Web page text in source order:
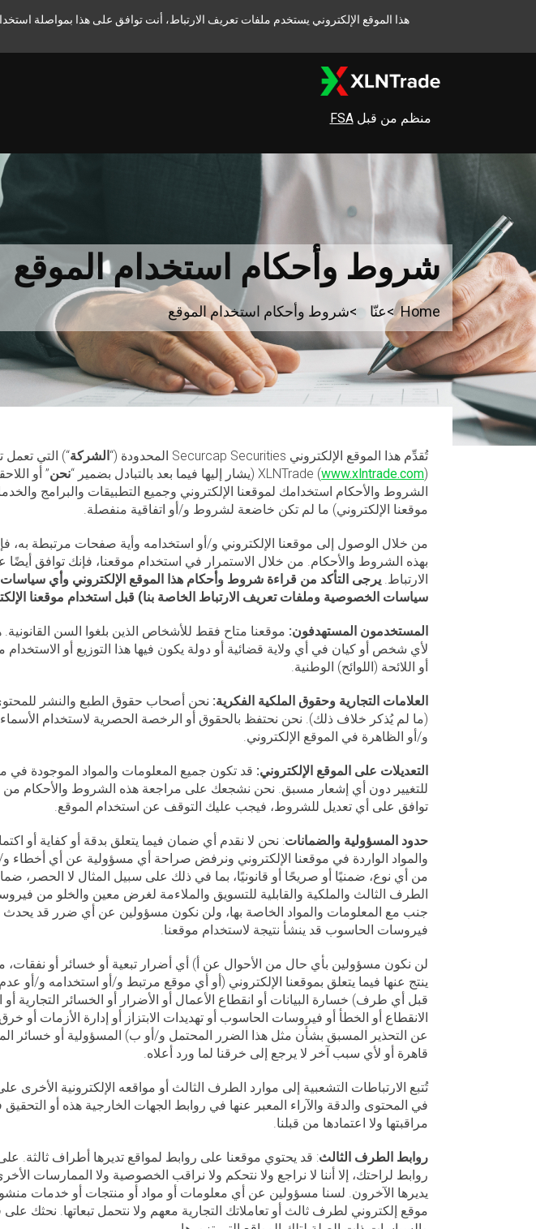
هذا الموقع الإلكتروني يستخدم ملفات تعريف الارتباط، أنت توافق على هذا بمواصلة
منظم من قبلFSA
شروط وأحكام استخدام الموقع
Home عنّا شروط وأحكام استخدام الموقع
تُقدِّم هذا الموقع الإلكتروني Securcap Securities المحدودة (“ الشركة“) التي تعمل
XLNTrade (www.xlntrade.com) (يشار إليها فيما بعد بالتبادل بضمير “ نحن” أو
الشروط والأحكام استخدامك لموقعنا الإلكتروني وجميع التطبيقات والبرامج
موقعنا الإلكتروني) ما لم تكن خاضعة لشروط و/أو اتفاقية منفصلة.
من خلال الوصول إلى موقعنا الإلكتروني و/أو استخدامه وأية صفحات مرتبطة به،
بهذه الشروط والأحكام. من خلال الاستمرار في استخدام موقعنا، فإنك توافق
الارتباط. يرجى التأكد من قراءة شروط وأحكام هذا الموقع الإلكتروني وأي
سياسات الخصوصية وملفات تعريف الارتباط الخاصة بنا) قبل استخدام موقعنا
المستخدمون المستهدفون: موقعنا متاح فقط للأشخاص الذين بلغوا السن
لأي شخص أو كيان في أي ولاية قضائية أو دولة يكون فيها هذا التوزيع أو الاستخدام
أو اللائحة (اللوائح) الوطنية.
العلامات التجارية وحقوق الملكية الفكرية: نحن أصحاب حقوق الطبع والنشر
(ما لم يُذكر خلاف ذلك). نحن نحتفظ بالحقوق أو الرخصة الحصرية لاستخدام الأسماء
و/أو الظاهرة في الموقع الإلكتروني.
التعديلات على الموقع الإلكتروني: قد تكون جميع المعلومات والمواد الموجودة في
للتغيير دون أي إشعار مسبق. نحن نشجعك على مراجعة هذه الشروط والأحكام من
توافق على أي تعديل للشروط، فيجب عليك التوقف عن استخدام الموقع.
حدود المسؤولية والضمانات: نحن لا نقدم أي ضمان فيما يتعلق بدقة أو كفاية أو
والمواد الواردة في موقعنا الإلكتروني ونرفض صراحة أي مسؤولية عن أي أخطاء
من أي نوع، ضمنيًا أو صريحًا أو قانونيًا، بما في ذلك على سبيل المثال لا الحصر،
الطرف الثالث والملكية والقابلية للتسويق والملاءمة لغرض معين والخلو من
جنب مع المعلومات والمواد الخاصة بها، ولن نكون مسؤولين عن أي ضرر قد يحدث
فيروسات الحاسوب قد ينشأ نتيجة لاستخدام موقعنا.
لن نكون مسؤولين بأي حال من الأحوال عن أ) أي أضرار تبعية أو خسائر أو نفقات،
ينتج عنها فيما يتعلق بموقعنا الإلكتروني (أو أي موقع مرتبط و/أو استخدامه و/أو
قبل أي طرف) خسارة البيانات أو انقطاع الأعمال أو الأضرار أو الخسائر التجارية
الانقطاع أو الخطأ أو فيروسات الحاسوب أو تهديدات الابتزاز أو إدارة الأزمات أو
عن التحذير المسبق بشأن مثل هذا الضرر المحتمل و/أو ب) المسؤولية أو خسائر
قاهرة أو لأي سبب آخر لا يرجع إلى خرقنا لما ورد أعلاه.
تُتبع الارتباطات التشعبية إلى موارد الطرف الثالث أو مواقعه الإلكترونية الأخرى
في المحتوى والدقة والآراء المعبر عنها في روابط الجهات الخارجية هذه أو التحقيق
مراقبتها ولا اعتمادها من قبلنا.
روابط الطرف الثالث: قد يحتوي موقعنا على روابط لمواقع تديرها أطراف ثالثة.
روابط لراحتك، إلا أننا لا نراجع ولا نتحكم ولا نراقب الخصوصية ولا الممارسات
يديرها الآخرون. لسنا مسؤولين عن أي معلومات أو مواد أو منتجات أو خدمات
موقع إلكتروني لطرف ثالث أو تعاملاتك التجارية معهم ولا نتحمل تبعاتها. نحثك